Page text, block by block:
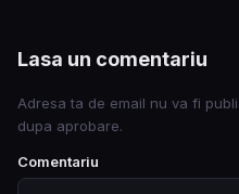
Lasa un comentariu
Adresa ta de email nu va fi
dupa aprobare.
Comentariu